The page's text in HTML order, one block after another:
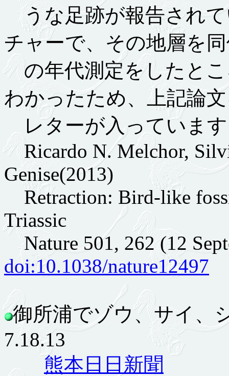
うな足跡が報告され
チャーで、その地層を
の年代測定をしたとこ
わかったため、上記論
レターが入っていま
Ricardo N. Melchor,
Genise(2013)
Retraction: Bird-like
Triassic
Nature 501, 262 (12
doi:10.1038/nature12497
御所浦でゾウ、サイ
7.18.13
熊本日日新聞